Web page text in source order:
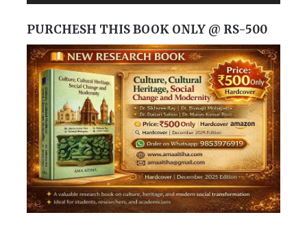
PURCHESH THIS BOOK ONLY @ RS-500